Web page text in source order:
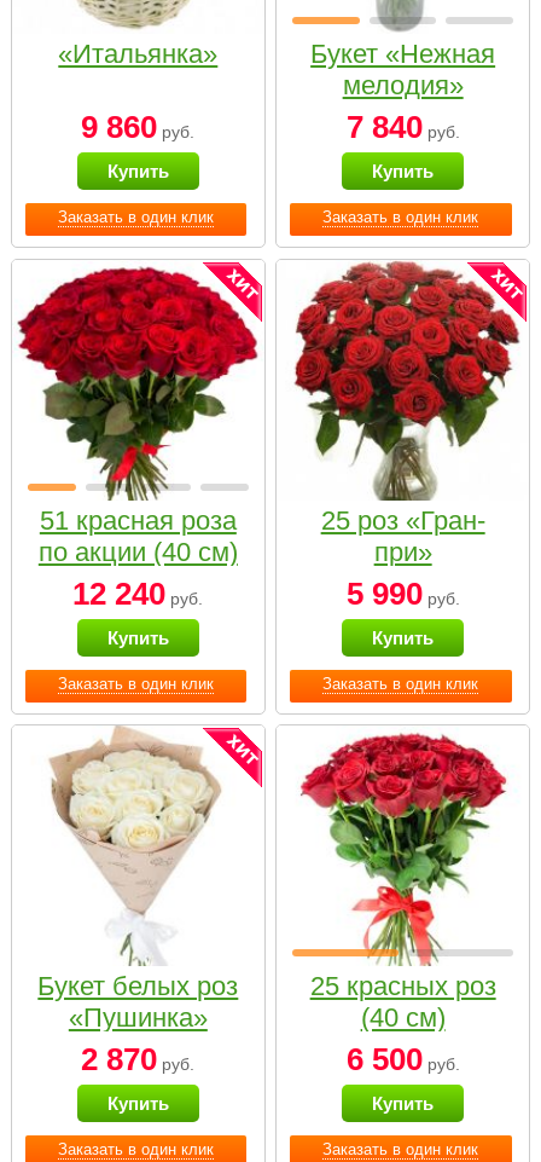
Заказать в один клик
«Итальянка»
9 860 руб.
Купить
Заказать в один клик
Букет «Нежная
мелодия»
7 840руб.
Купить
Заказать в один клик
51 красная роза
по акции (40 см)
12 240 руб.
Купить
Заказать в один клик
25 роз «Гран-
при»
5 990руб.
Купить
Заказать в один клик
Букет белых роз
«Пушинка»
2 870 руб.
Купить
Заказать в один клик
25 красных роз
(40 см)
6 500руб.
Купить